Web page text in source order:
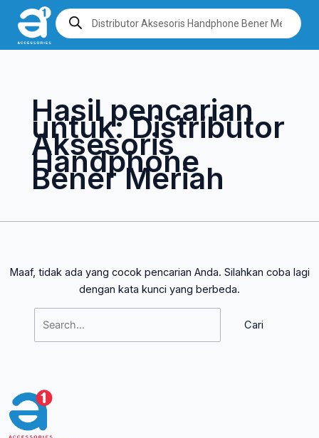
Lewati
konten
Products
search
Hasil pencarian
untuk:Distributor
Aksesoris
Handphone
Bener Meriah
Maaf, tidak ada yang cocok pencarian Anda. Silahkan coba lagi
dengan kata kunci yang berbeda.
Cari
untuk: